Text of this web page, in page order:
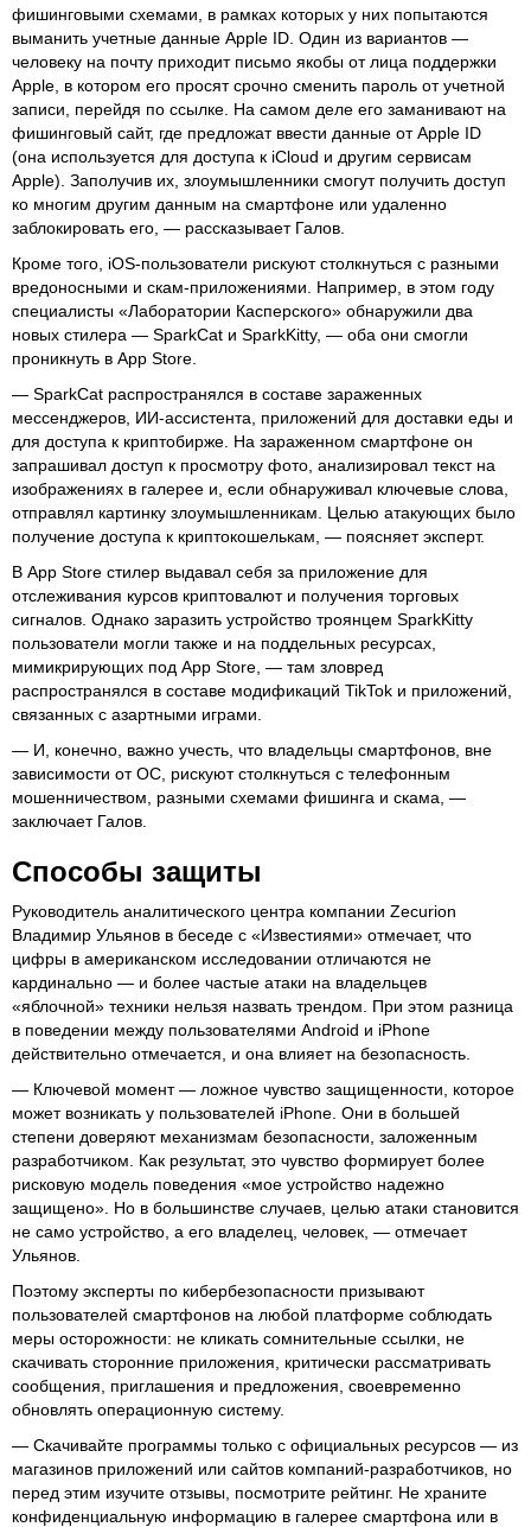
фишинговыми схемами, в рамках которых у них попытаются
выманить учетные данные Apple ID. Один из вариантов —
человеку на почту приходит письмо якобы от лица поддержки
Apple, в котором его просят срочно сменить пароль от учетной
записи, перейдя по ссылке. На самом деле его заманивают на
фишинговый сайт, где предложат ввести данные от Apple ID
(она используется для доступа к iCloud и другим сервисам
Apple). Заполучив их, злоумышленники смогут получить доступ
ко многим другим данным на смартфоне или удаленно
заблокировать его, — рассказывает Галов.
Кроме того, iOS-пользователи рискуют столкнуться с разными
вредоносными и скам-приложениями. Например, в этом году
специалисты «Лаборатории Касперского» обнаружили два
новых стилера — SparkCat и SparkKitty, — оба они смогли
проникнуть в App Store.
— SparkCat распространялся в составе зараженных
мессенджеров, ИИ-ассистента, приложений для доставки еды и
для доступа к криптобирже. На зараженном смартфоне он
запрашивал доступ к просмотру фото, анализировал текст на
изображениях в галерее и, если обнаруживал ключевые слова,
отправлял картинку злоумышленникам. Целью атакующих было
получение доступа к криптокошелькам, — поясняет эксперт.
В App Store стилер выдавал себя за приложение для
отслеживания курсов криптовалют и получения торговых
сигналов. Однако заразить устройство троянцем SparkKitty
пользователи могли также и на поддельных ресурсах,
мимикрирующих под App Store, — там зловред
распространялся в составе модификаций TikTok и приложений,
связанных с азартными играми.
— И, конечно, важно учесть, что владельцы смартфонов, вне
зависимости от ОС, рискуют столкнуться с телефонным
мошенничеством, разными схемами фишинга и скама, —
заключает Галов.
Способы защиты
Руководитель аналитического центра компании Zecurion
Владимир Ульянов в беседе с «Известиями» отмечает, что
цифры в американском исследовании отличаются не
кардинально — и более частые атаки на владельцев
«яблочной» техники нельзя назвать трендом. При этом разница
в поведении между пользователями Android и iPhone
действительно отмечается, и она влияет на безопасность.
— Ключевой момент — ложное чувство защищенности, которое
может возникать у пользователей iPhone. Они в большей
степени доверяют механизмам безопасности, заложенным
разработчиком. Как результат, это чувство формирует более
рисковую модель поведения «мое устройство надежно
защищено». Но в большинстве случаев, целью атаки становится
не само устройство, а его владелец, человек, — отмечает
Ульянов.
Поэтому эксперты по кибербезопасности призывают
пользователей смартфонов на любой платформе соблюдать
меры осторожности: не кликать сомнительные ссылки, не
скачивать сторонние приложения, критически рассматривать
сообщения, приглашения и предложения, своевременно
обновлять операционную систему.
— Скачивайте программы только с официальных ресурсов — из
магазинов приложений или сайтов компаний-разработчиков, но
перед этим изучите отзывы, посмотрите рейтинг. Не храните
конфиденциальную информацию в галерее смартфона или в